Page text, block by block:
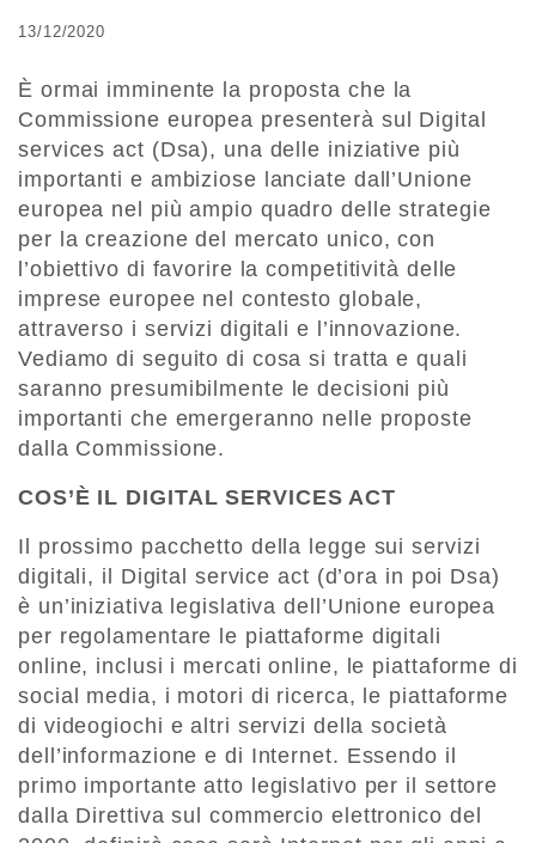
13/12/2020
È ormai imminente la proposta che la
Commissione europea presenterà sul Digital
services act (Dsa), una delle iniziative più
importanti e ambiziose lanciate dall’Unione
europea nel più ampio quadro delle strategie
per la creazione del mercato unico, con
l’obiettivo di favorire la competitività delle
imprese europee nel contesto globale,
attraverso i servizi digitali e l’innovazione.
Vediamo di seguito di cosa si tratta e quali
saranno presumibilmente le decisioni più
importanti che emergeranno nelle proposte
dalla Commissione.
COS’È IL DIGITAL SERVICES ACT
Il prossimo pacchetto della legge sui servizi
digitali, il Digital service act (d’ora in poi Dsa)
è un’iniziativa legislativa dell’Unione europea
per regolamentare le piattaforme digitali
online, inclusi i mercati online, le piattaforme di
social media, i motori di ricerca, le piattaforme
di videogiochi e altri servizi della società
dell’informazione e di Internet. Essendo il
primo importante atto legislativo per il settore
dalla Direttiva sul commercio elettronico del